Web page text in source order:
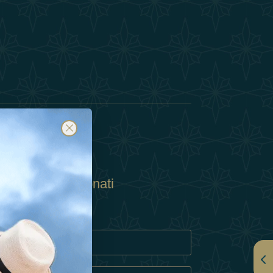
Privacy
Abbonati